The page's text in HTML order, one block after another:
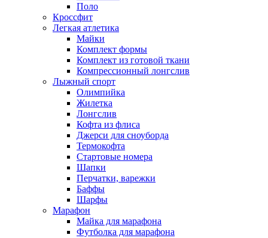
Поло
Кроссфит
Легкая атлетика
Майки
Комплект формы
Комплект из готовой ткани
Компрессионный лонгслив
Лыжный спорт
Олимпийка
Жилетка
Лонгслив
Кофта из флиса
Джерси для сноуборда
Термокофта
Стартовые номера
Шапки
Перчатки, варежки
Баффы
Шарфы
Марафон
Майка для марафона
Футболка для марафона